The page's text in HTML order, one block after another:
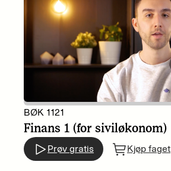
BØK 1121
Finans 1 (for siviløkonom)
Prøv gratis Kjøp faget